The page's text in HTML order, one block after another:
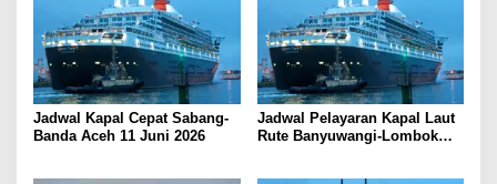
Jadwal Kapal Cepat Sabang-
Banda Aceh 11 Juni 2026
Jadwal Pelayaran Kapal Laut
Rute Banyuwangi-Lombok